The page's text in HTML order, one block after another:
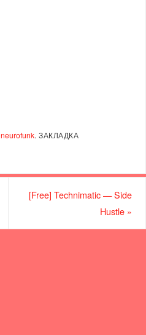
neurofunk. ЗАКЛАДКА
[Free] Technimatic — Side
Hustle »